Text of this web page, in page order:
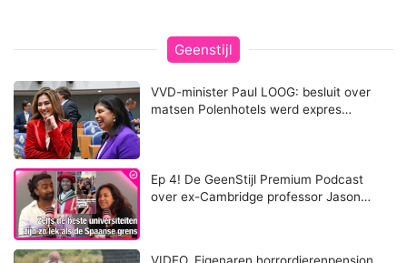
Geenstijl
VVD-minister Paul LOOG: besluit over
matsen Polenhotels werd expres…
Ep 4! De GeenStijl Premium Podcast
over ex-Cambridge professor Jason…
VIDEO. Eigenaren horrordierenpension